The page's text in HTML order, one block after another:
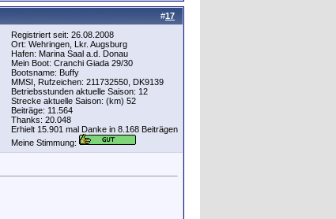
#17
Registriert seit: 26.08.2008
Ort: Wehringen, Lkr. Augsburg
Hafen: Marina Saal a.d. Donau
Mein Boot: Cranchi Giada 29/30
Bootsname: Buffy
MMSI, Rufzeichen: 211732550, DK9139
Betriebsstunden aktuelle Saison: 12
Strecke aktuelle Saison: (km) 52
Beiträge: 11.564
Thanks: 20.048
Erhielt 15.901 mal Danke in 8.168 Beiträgen
Meine Stimmung: